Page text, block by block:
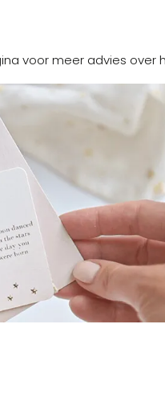
voor meer advies